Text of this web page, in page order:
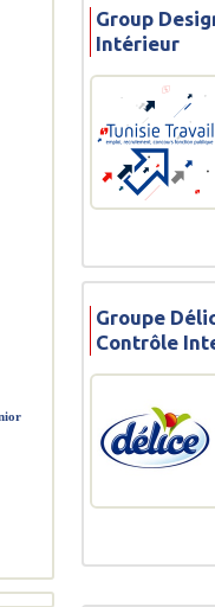
Group
Intérieur
Groupe
Contrôle